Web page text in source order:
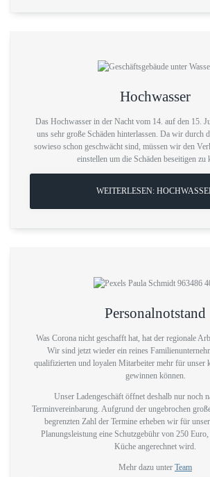
Hochwasser
Das Hochwasser in der Nacht vom 14. auf den 15.
uns sehr große Schäden hinterlassen. Da wir durch
sowieso schon geschwächt sind, müssen wir den
einstellen um die Schäden beseitigen zu
WEITERLESEN:
Personalnotstand
Was Corona nicht geschafft hat, hat der regionale
Wir sind jetzt wieder ein reines
qualifizierten und loyalen Mitarbeiter mehr für unser
gewinnen können.
Unser Ladengeschäft öffnet deshalb nur noch
Terminvereinbarung. Aufgrund der ungebrochen
begrenzten Zahl der Termine erheben wir für
Planungsleistung eine Schutzgebühr von 250
Küche angerechnet wird.
Mehr dazu unter Team